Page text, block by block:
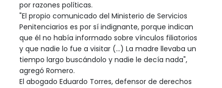
por razones políticas.
"El propio comunicado del Ministerio de Servicios
Penitenciarios es por sí indignante, porque indican
que él no había informado sobre vínculos filiatorios
y que nadie lo fue a visitar (...) La madre llevaba un
tiempo largo buscándolo y nadie le decía nada",
agregó Romero.
El abogado Eduardo Torres, defensor de derechos